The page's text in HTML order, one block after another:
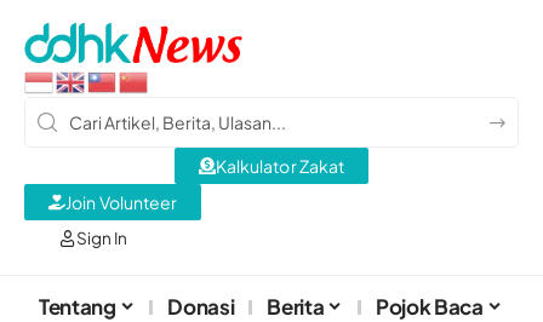
Sign In
Kalkulator Zakat
Join Volunteer
Tentang Donasi Berita Pojok Baca